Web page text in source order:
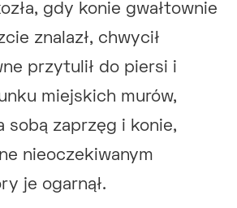
gdy konie gwałtownie
znalazł, chwycił
przytulił do piersi i
miejskich murów,
sobą zaprzęg i konie,
nieoczekiwanym
je ogarnął.